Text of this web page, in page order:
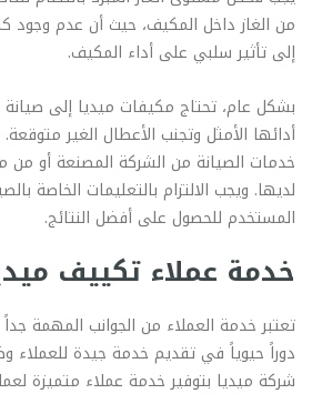
من الغاز داخل المكيف، حيث أن عدم وجود
إلى تأثير سلبي على أداء المكيف.
بشكل عام، تحتاج مكيفات ميديا إلى
أدائها الأمثل وتجنب الأعطال الغير
خدمات الصيانة من الشركة المصنعة أو من
لديها. ويجب الالتزام بالتعليمات الخاصة
المستخدم للحصول على أفضل النتائج.
خدمة عملاء تكييف
تعتبر خدمة العملاء من الجوانب المهمة
دوراً حيوياً في تقديم خدمة جيدة للعملاء
شركة ميديا بتوفير خدمة عملاء متميزة